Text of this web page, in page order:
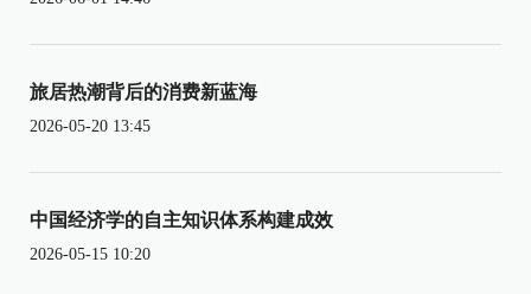
旅居热潮背后的消费新蓝海
2026-05-20 13:45
中国经济学的自主知识体系构建成效
2026-05-15 10:20